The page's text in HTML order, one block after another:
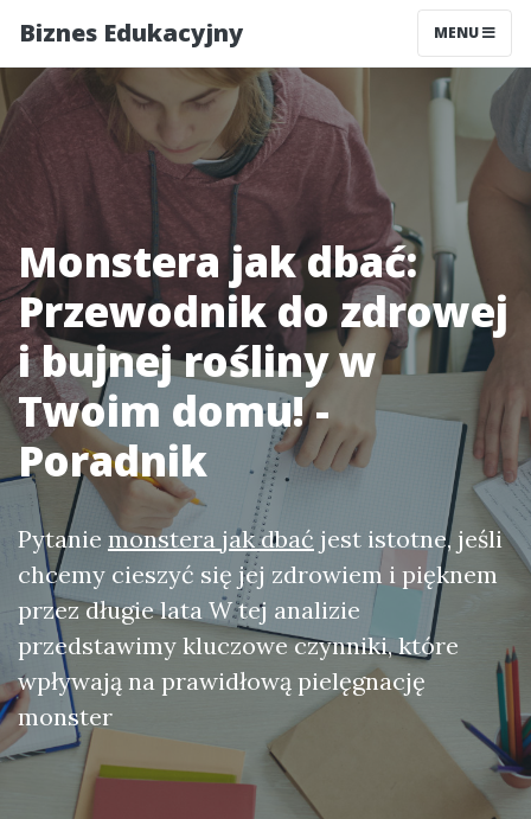
Biznes Edukacyjny MENU
Monstera jak dbać:
Przewodnik do zdrowej
i bujnej rośliny w
Twoim domu! -
Poradnik
Pytanie monstera jak dbać jest istotne, jeśli
chcemy cieszyć się jej zdrowiem i pięknem
przez długie lata W tej analizie
przedstawimy kluczowe czynniki, które
wpływają na prawidłową pielęgnację
monster